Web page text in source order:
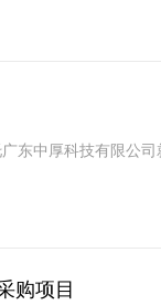
东中厚科技有限公
购项目